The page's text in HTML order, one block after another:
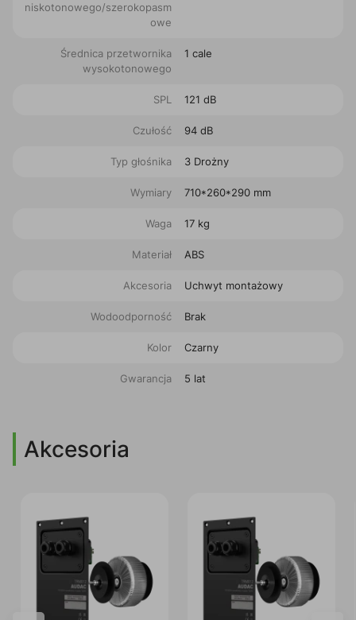
niskotonowego/szerokopasm
owe
Średnica przetwornika
wysokotonowego
1 cale
SPL 121 dB
Czułość 94 dB
Typ głośnika 3 Drożny
Wymiary 710*260*290 mm
Waga 17 kg
Materiał ABS
Akcesoria Uchwyt montażowy
Wodoodporność Brak
Kolor Czarny
Gwarancja 5 lat
Akcesoria